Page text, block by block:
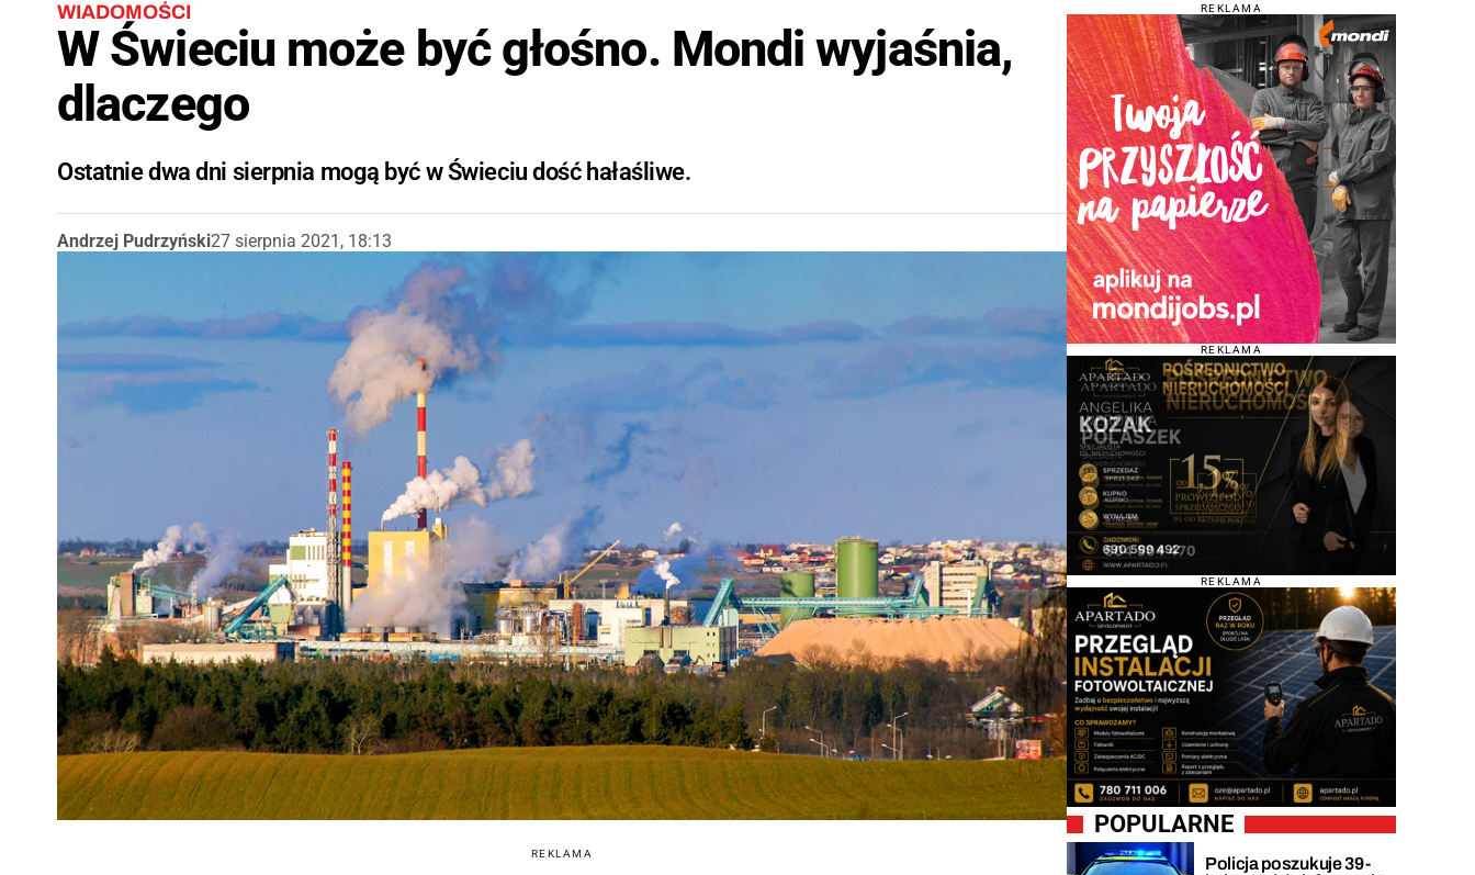
WIADOMOŚCI
W Świeciu może być głośno. Mondi wyjaśnia,
dlaczego
Ostatnie dwa dni sierpnia mogą być w Świeciu dość hałaśliwe.
Andrzej Pudrzyński27 sierpnia 2021, 18:13
REKLAMA
REKLAMA
REKLAMA
REKLAMA
POPULARNE
Policja poszukuje 39-